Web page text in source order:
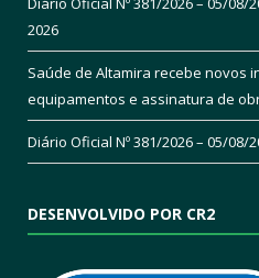
2026
Saúde de Altamira recebe novos
equipamentos e assinatura de
Diário Oficial Nº 381/2026 – 05/08/
DESENVOLVIDO POR CR2